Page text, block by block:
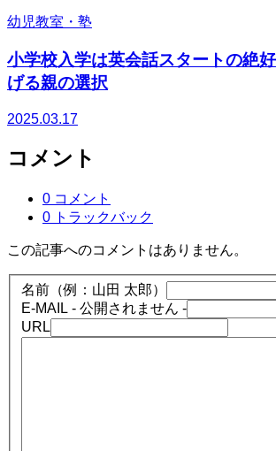
幼児教室・塾
小学校入学は英会話スタートの絶
げる親の選択
2025.03.17
コメント
0 コメント
0 トラックバック
この記事へのコメントはありません。
名前（例：山田 太郎）
E-MAIL - 公開されません -
URL